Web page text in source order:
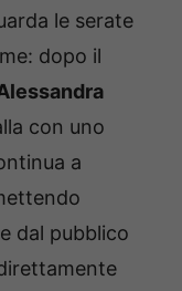
le serate
dopo il
con uno
a
dal pubblico